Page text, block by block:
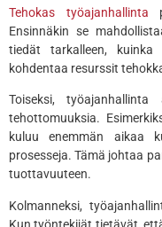
Tehokas työajanhallinta
Ensinnäkin se
tiedät tarkalleen,
kohdentaa resurssit
Toiseksi,
tehottomuuksia.
kuluu enemmän aikaa
prosesseja. Tämä johtaa
tuottavuuteen.
Kolmanneksi,
Kun työntekijät tietävät,